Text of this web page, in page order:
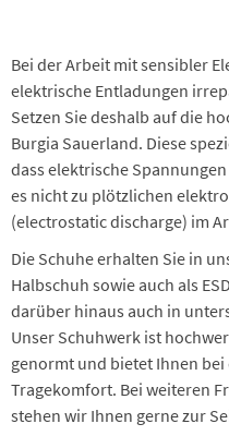
Bei der Arbeit mit sensibler
elektrische Entladungen
Setzen Sie deshalb auf die
Burgia Sauerland. Diese
dass elektrische
es nicht zu plötzlichen
(electrostatic discharge) im
Die Schuhe erhalten Sie in
Halbschuh sowie auch als
darüber hinaus auch in
Unser Schuhwerk ist
genormt und bietet Ihnen
Tragekomfort. Bei weiteren
stehen wir Ihnen gerne zur